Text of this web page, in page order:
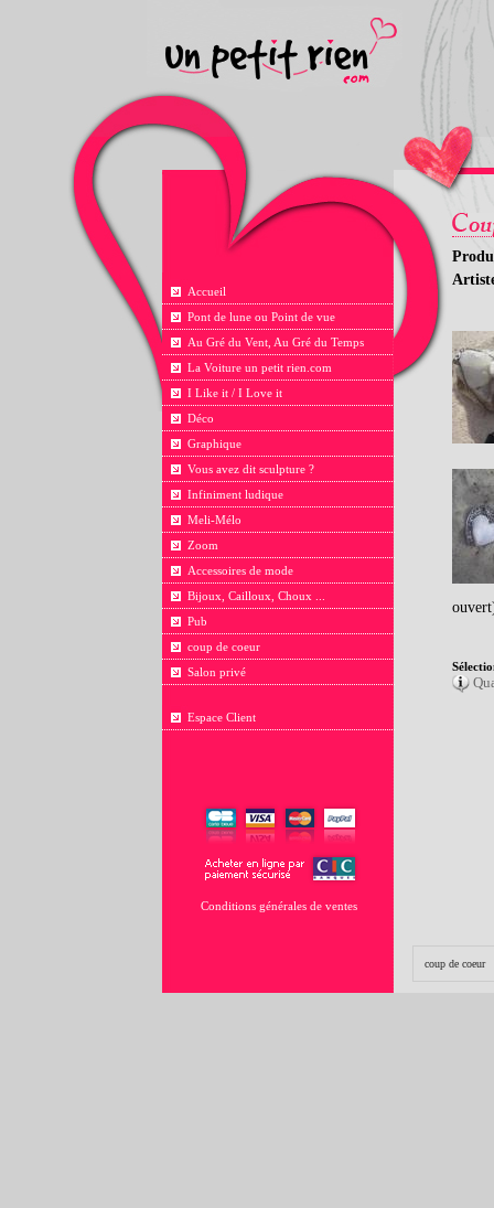
Accueil
Pont de lune ou Point de vue
Au Gré du Vent, Au Gré du Temps
La Voiture un petit rien.com
I Like it / I Love it
Déco
Graphique
Vous avez dit sculpture ?
Infiniment ludique
Meli-Mélo
Zoom
Accessoires de mode
Bijoux, Cailloux, Choux ...
Pub
coup de coeur
Salon privé
Espace Client
Conditions générales de ventes
coup de coeur